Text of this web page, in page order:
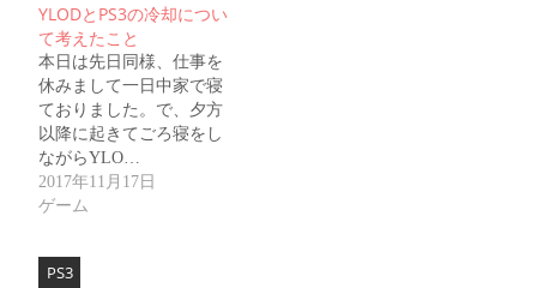
開
き
す)
YLODとPS3の冷却につい
て考えたこと
本日は先日同様、仕事を
休みまして一日中家で寝
ておりました。で、夕方
以降に起きてごろ寝をし
ながらYLO…
2017年11月17日
ゲーム
PS3